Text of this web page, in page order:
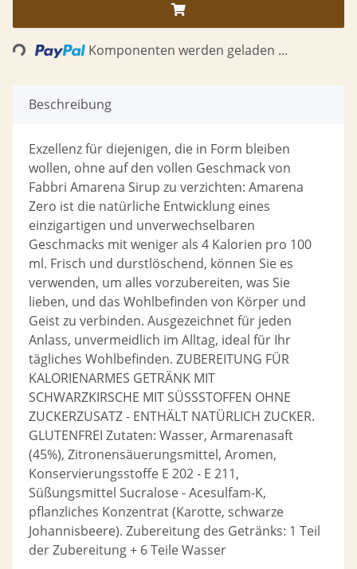
Komponenten werden geladen ...
Beschreibung
Exzellenz für diejenigen, die in Form bleiben
wollen, ohne auf den vollen Geschmack von
Fabbri Amarena Sirup zu verzichten: Amarena
Zero ist die natürliche Entwicklung eines
einzigartigen und unverwechselbaren
Geschmacks mit weniger als 4 Kalorien pro 100
ml. Frisch und durstlöschend, können Sie es
verwenden, um alles vorzubereiten, was Sie
lieben, und das Wohlbefinden von Körper und
Geist zu verbinden. Ausgezeichnet für jeden
Anlass, unvermeidlich im Alltag, ideal für Ihr
tägliches Wohlbefinden. ZUBEREITUNG FÜR
KALORIENARMES GETRÄNK MIT
SCHWARZKIRSCHE MIT SÜSSSTOFFEN OHNE
ZUCKERZUSATZ - ENTHÄLT NATÜRLICH ZUCKER.
GLUTENFREI Zutaten: Wasser, Armarenasaft
(45%), Zitronensäuerungsmittel, Aromen,
Konservierungsstoffe E 202 - E 211,
Süßungsmittel Sucralose - Acesulfam-K,
pflanzliches Konzentrat (Karotte, schwarze
Johannisbeere). Zubereitung des Getränks: 1 Teil
der Zubereitung + 6 Teile Wasser